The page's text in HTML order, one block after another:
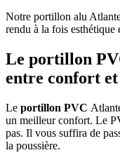
Notre portillon alu
rendu à la fois esthétique
Le portillon
entre confort et
Le portillon PVC
un meilleur confort. Le
pas. Il vous suffira de
la poussière.